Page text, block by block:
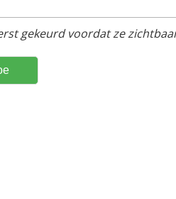
gekeurd voordat ze